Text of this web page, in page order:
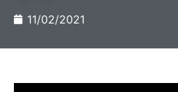
11/02/2021